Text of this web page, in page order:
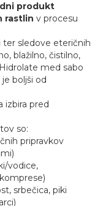
produkt
rastlin v procesu
ter sledove eteričnih
blažilno, čistilno,
med sabo
boljši od
izbira pred
so:
pripravkov
vodice,
srbečica, piki